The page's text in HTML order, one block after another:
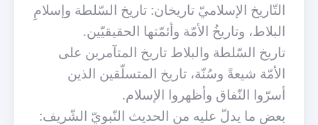
التّاريخ الإسلاميّ تاريخان: تاريخ السّلطة وإسلامِ
البلاط، وتاريخُ الأمّة وأئمّتها الحقيقيّين.
تاريخ السّلطة والبلاط تاريخ المتآمرين على
الأمّة شيعةً وسُنّة، تاريخ المتسلّقين الذين
أسرّوا النّفاق وأظهروا الإسلام.
بعض ما يدلّ عليه من الحديث النّبويّ الشّريف: